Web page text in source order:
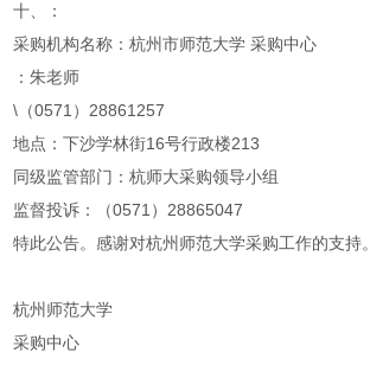
十、：
采购机构名称：杭州市师范大学 采购中心
：朱老师
\（0571）28861257
地点：下沙学林街16号行政楼213
同级监管部门：杭师大采购领导小组
监督投诉：（0571）28865047
特此公告。感谢对杭州师范大学采购工作的支持。
杭州师范大学
采购中心